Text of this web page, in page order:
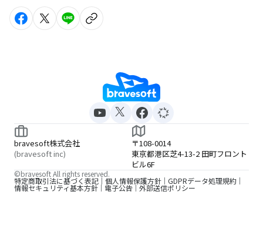
bravesoft株式会社
(bravesoft inc)
〒108-0014
東京都港区芝4-13-2 田町フロント
ビル6F
特定商取引法に基づく表記 個人情報保護方針 GDPRデータ処理規約
情報セキュリティ基本方針 電子公告 外部送信ポリシー
©bravesoft All rights reserved.